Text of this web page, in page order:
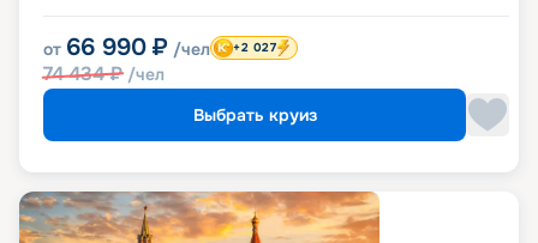
от 66 990 ₽ /чел
74 434₽ /чел
+2 027
Выбрать круиз